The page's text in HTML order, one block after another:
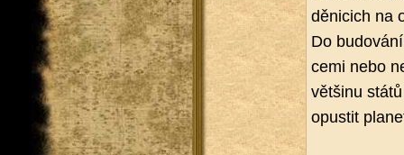
dě­ni­cich na
Do
ce­mi nebo
vět­ši­nu
opus­tit